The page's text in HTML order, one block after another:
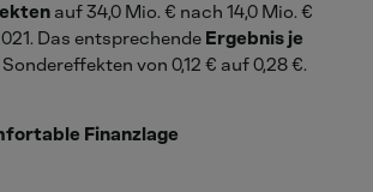
auf 34,0 Mio. € nach 14,0 Mio. €
Das entsprechende Ergebnis je
von 0,12 € auf 0,28 €.
Finanzlage